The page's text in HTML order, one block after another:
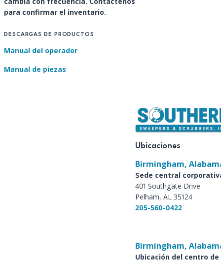
para confirmar el inventario.
DESCARGAS DE PRODUCTOS
Manual del operador
Manual de piezas
Ubicaciones
Birmingham,
Sede central
401 Southgate Drive
Pelham, AL 35124
205-560-0422
Birmingham,
Ubicación del centro